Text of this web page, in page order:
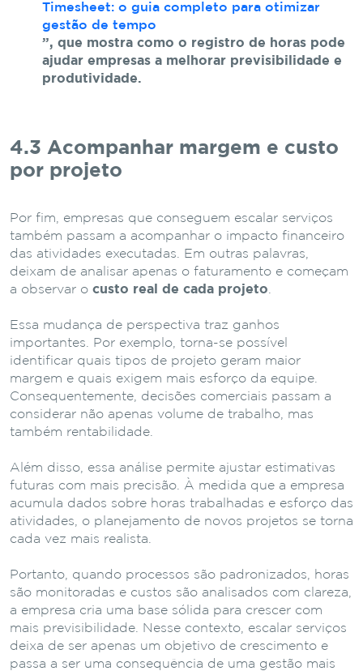
Timesheet: o guia completo para otimizar
gestão de tempo
”, que mostra como o registro de horas pode
ajudar empresas a melhorar previsibilidade e
produtividade.
4.3 Acompanhar margem e custo
por projeto
Por fim, empresas que conseguem escalar serviços
também passam a acompanhar o impacto financeiro
das atividades executadas. Em outras palavras,
deixam de analisar apenas o faturamento e começam
a observar o custo real de cada projeto
Essa mudança de perspectiva traz ganhos
importantes.
Por exemplo, torna-se possível
identificar quais tipos de projeto geram maior
margem e quais exigem mais esforço da equipe.
Consequentemente, decisões comerciais passam a
considerar não apenas volume de trabalho, mas
também rentabilidade.
Além disso, essa análise permite ajustar estimativas
futuras com mais precisão. À medida que a empresa
acumula dados sobre horas trabalhadas e esforço das
atividades, o planejamento de novos projetos se torna
cada vez mais realista.
Portanto, quando processos são padronizados,
horas
são monitoradas e custos são analisados com clareza,
a empresa cria uma base sólida para crescer com
mais previsibilidade. Nesse contexto, escalar serviços
deixa de ser apenas um objetivo de crescimento e
passa a ser uma consequência de uma gestão mais